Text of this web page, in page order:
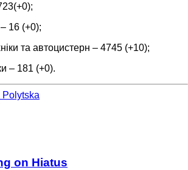
16 (+0);
та автоцистерн – 4745 (+10);
‒ 181 (+0).
Polytska
on Hiatus